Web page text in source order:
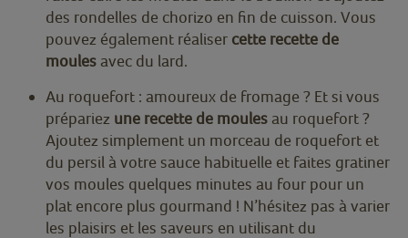
des rondelles de chorizo en fin de cuisson. Vous
pouvez également réaliser cette recette de
moules avec du lard.
Au roquefort : amoureux de fromage ? Et si vous
prépariez une recette de moules au roquefort ?
Ajoutez simplement un morceau de roquefort et
du persil à votre sauce habituelle et faites gratiner
vos moules quelques minutes au four pour un
plat encore plus gourmand ! N’hésitez pas à varier
les plaisirs et les saveurs en utilisant du